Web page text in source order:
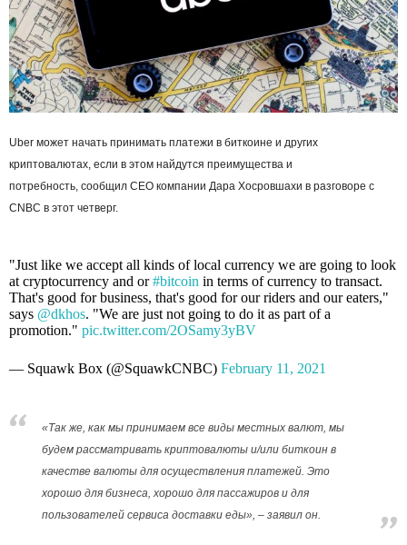
Uber может начать принимать платежи в биткоине и других
криптовалютах, если в этом найдутся преимущества и
потребность, сообщил CEO компании Дара Хосровшахи в разговоре с
CNBC в этот четверг.
"Just like we accept all kinds of local currency we are going to look
at cryptocurrency and or#bitcoin in terms of currency to transact.
That's good for business, that's good for our riders and our eaters,"
says @dkhos. "We are just not going to do it as part of a
promotion." pic.twitter.com/2OSamy3yBV
— Squawk Box (@SquawkCNBC) February 11, 2021
«Так же, как мы принимаем все виды местных валют, мы
будем рассматривать криптовалюты и/или биткоин в
качестве валюты для осуществления платежей. Это
хорошо для бизнеса, хорошо для пассажиров и для
пользователей сервиса доставки еды», – заявил он.